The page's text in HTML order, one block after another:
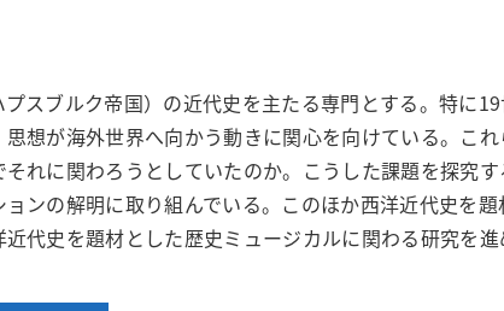
プスブルク帝国）の近代史を主たる専門とする。特に
想が海外世界へ向かう動きに関心を向けている。こ
れに関わろうとしていたのか。こうした課題を探究
ンの解明に取り組んでいる。このほか西洋近代史を
代史を題材とした歴史ミュージカルに関わる研究を進